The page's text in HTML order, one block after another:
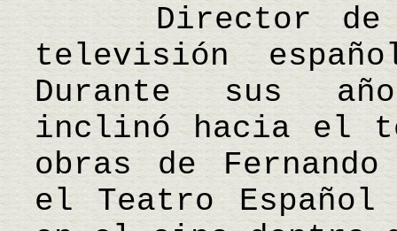
Director de
televisión
Durante sus
inclinó hacia el
obras de
el Teatro Español